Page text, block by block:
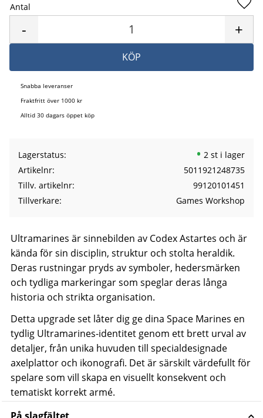
Antal
+
-
KÖP
Snabba leveranser
Fraktfritt över 1000 kr
Alltid 30 dagars öppet köp
Lagerstatus
2 st i lager
Artikelnr
5011921248735
Tillv. artikelnr
99120101451
Tillverkare
Games Workshop
Ultramarines är sinnebilden av Codex Astartes och är
kända för sin disciplin, struktur och stolta heraldik.
Deras rustningar pryds av symboler, hedersmärken
och tydliga markeringar som speglar deras långa
historia och strikta organisation.
Detta upgrade set låter dig ge dina Space Marines en
tydlig Ultramarines-identitet genom ett brett urval av
detaljer, från unika huvuden till specialdesignade
axelplattor och ikonografi. Det är särskilt värdefullt för
spelare som vill skapa en visuellt konsekvent och
tematiskt korrekt armé.
På slagfältet